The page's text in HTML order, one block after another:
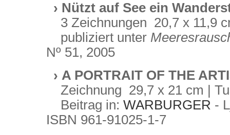
› Nützt auf See ein
3 Zeichnungen 20,7 x 11,9
publiziert unter
Nº 51, 2005
› A PORTRAIT OF THE
Zeichnung 29,7 x 21 cm |
Beitrag in: WARBURGER -
ISBN 961-91025-1-7